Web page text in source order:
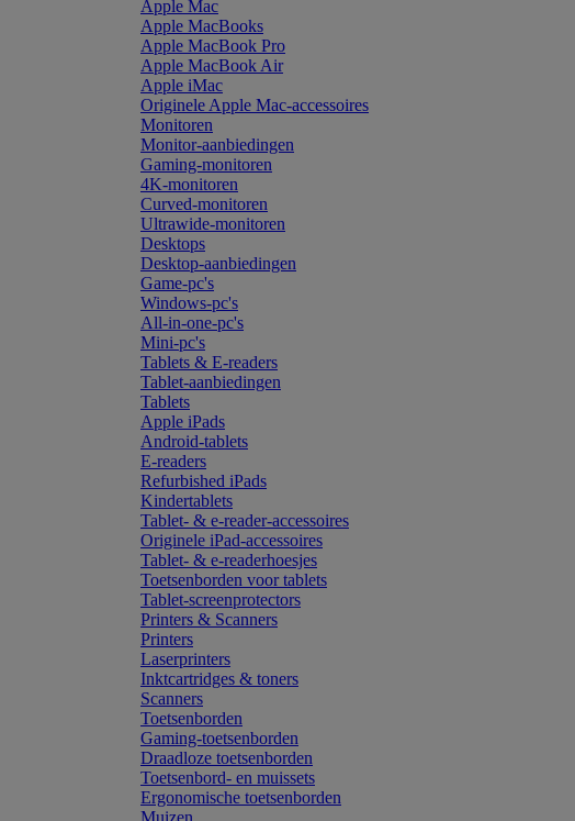
Apple Mac
Apple MacBooks
Apple MacBook Pro
Apple MacBook Air
Apple iMac
Originele Apple Mac-accessoires
Monitoren
Monitor-aanbiedingen
Gaming-monitoren
4K-monitoren
Curved-monitoren
Ultrawide-monitoren
Desktops
Desktop-aanbiedingen
Game-pc's
Windows-pc's
All-in-one-pc's
Mini-pc's
Tablets & E-readers
Tablet-aanbiedingen
Tablets
Apple iPads
Android-tablets
E-readers
Refurbished iPads
Kindertablets
Tablet- & e-reader-accessoires
Originele iPad-accessoires
Tablet- & e-readerhoesjes
Toetsenborden voor tablets
Tablet-screenprotectors
Printers & Scanners
Printers
Laserprinters
Inktcartridges & toners
Scanners
Toetsenborden
Gaming-toetsenborden
Draadloze toetsenborden
Toetsenbord- en muissets
Ergonomische toetsenborden